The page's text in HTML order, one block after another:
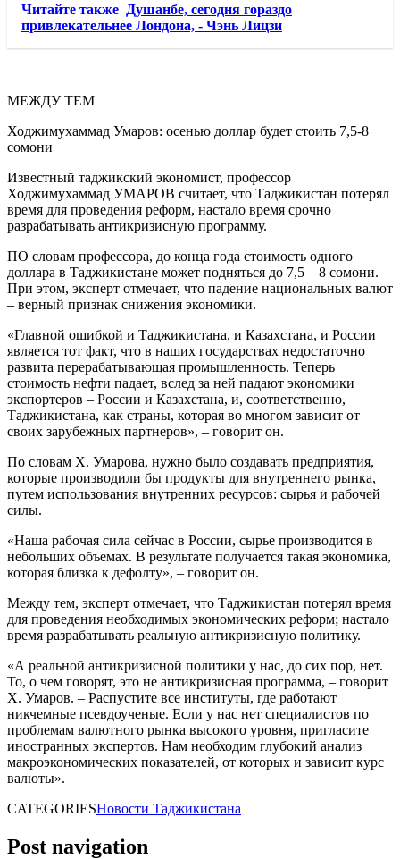
Читайте также Душанбе, сегодня гораздо
привлекательнее Лондона, - Чэнь Лицзи
МЕЖДУ ТЕМ
Ходжимухаммад Умаров: осенью доллар будет стоить 7,5-8
сомони
Известный таджикский экономист, профессор
Ходжимухаммад УМАРОВ считает, что Таджикистан потерял
время для проведения реформ, настало время срочно
разрабатывать антикризисную программу.
ПО словам профессора, до конца года стоимость одного
доллара в Таджикистане может подняться до 7,5 – 8 сомони.
При этом, эксперт отмечает, что падение национальных валют
– верный признак снижения экономики.
«Главной ошибкой и Таджикистана, и Казахстана, и России
является тот факт, что в наших государствах недостаточно
развита перерабатывающая промышленность. Теперь
стоимость нефти падает, вслед за ней падают экономики
экспортеров – России и Казахстана, и, соответственно,
Таджикистана, как страны, которая во многом зависит от
своих зарубежных партнеров», – говорит он.
По словам Х. Умарова, нужно было создавать предприятия,
которые производили бы продукты для внутреннего рынка,
путем использования внутренних ресурсов: сырья и рабочей
силы.
«Наша рабочая сила сейчас в России, сырье производится в
небольших объемах. В результате получается такая экономика,
которая близка к дефолту», – говорит он.
Между тем, эксперт отмечает, что Таджикистан потерял время
для проведения необходимых экономических реформ; настало
время разрабатывать реальную антикризисную политику.
«А реальной антикризисной политики у нас, до сих пор, нет.
То, о чем говорят, это не антикризисная программа, – говорит
Х. Умаров. – Распустите все институты, где работают
никчемные псевдоученые. Если у нас нет специалистов по
проблемам валютного рынка высокого уровня, пригласите
иностранных экспертов. Нам необходим глубокий анализ
макроэкономических показателей, от которых и зависит курс
валюты».
CATEGORIESНовости Таджикистана
Post navigation